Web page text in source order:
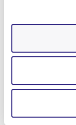
La pratique
hormones
diminution de
1°C,
effort
rapidement
idéale